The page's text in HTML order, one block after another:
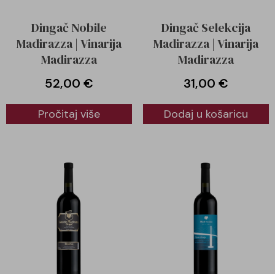
Dingač Nobile
Madirazza | Vinarija
Madirazza
52,00€
Pročitaj više
Dingač Selekcija
Madirazza | Vinarija
Madirazza
31,00 €
Dodaj u košaricu